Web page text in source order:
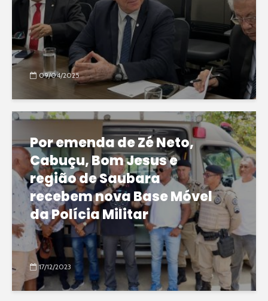
09/04/2025
Por emenda de Zé Neto,
Cabuçu, Bom Jesus e
região de Saubara
recebem nova Base Móvel
da Polícia Militar
17/12/2023